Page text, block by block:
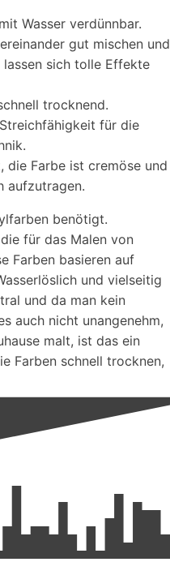
Wasser verdünnbar.
gut mischen und
sich tolle Effekte
trocknend.
für die
die Farbe ist cremöse und
aufzutragen.
benötigt.
für das Malen von
Farben basieren auf
und vielseitig
und da man kein
auch nicht unangenehm,
malt, ist das ein
Farben schnell trocknen,